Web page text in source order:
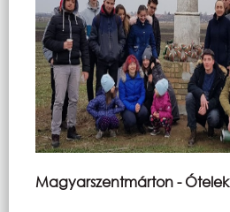
Magyarszentmárton - Ótelek